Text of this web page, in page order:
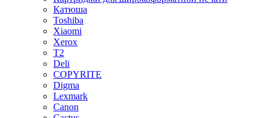
Катюша
Toshiba
Xiaomi
Xerox
T2
Deli
COPYRITE
Digma
Lexmark
Canon